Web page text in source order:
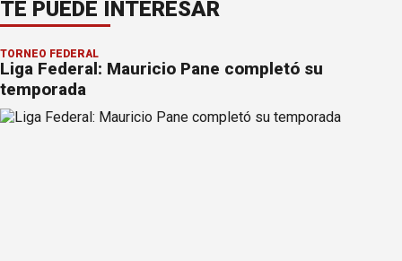
TE PUEDE INTERESAR
TORNEO FEDERAL
Liga Federal: Mauricio Pane completó su
temporada